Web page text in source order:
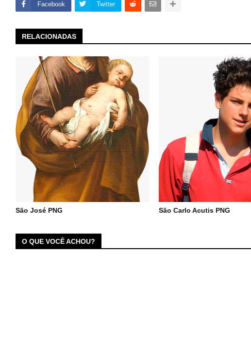
Facebook Twitter
RELACIONADAS
São José PNG São Carlo Acutis PNG
O QUE VOCÊ ACHOU?